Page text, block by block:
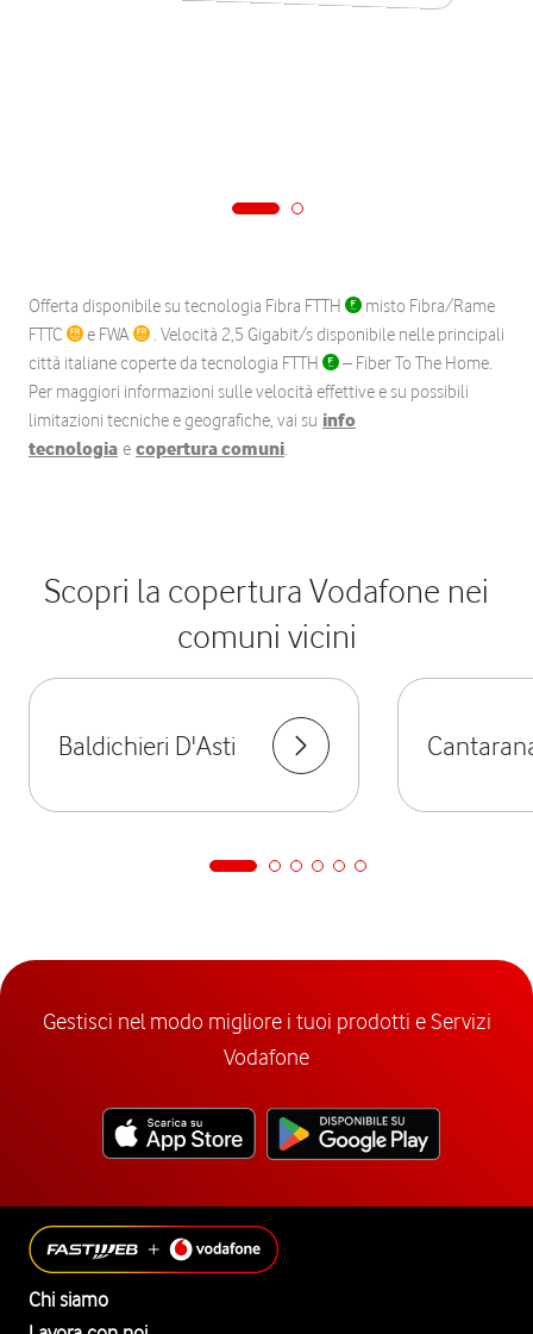
Offerta disponibile su tecnologia Fibra FTTH
misto Fibra/Rame
FTTC
e FWA
. Velocità 2,5 Gigabit/s disponibile nelle principali
città italiane coperte da tecnologia FTTH
– Fiber To The Home.
Per maggiori informazioni sulle velocità effettive e su possibili
limitazioni tecniche e geografiche, vai su info
tecnologia e copertura comuni.
Scopri la copertura Vodafone nei
comuni vicini
Baldichieri D'Asti
Gestisci nel modo migliore i tuoi prodotti e Servizi
Vodafone
Chi siamo